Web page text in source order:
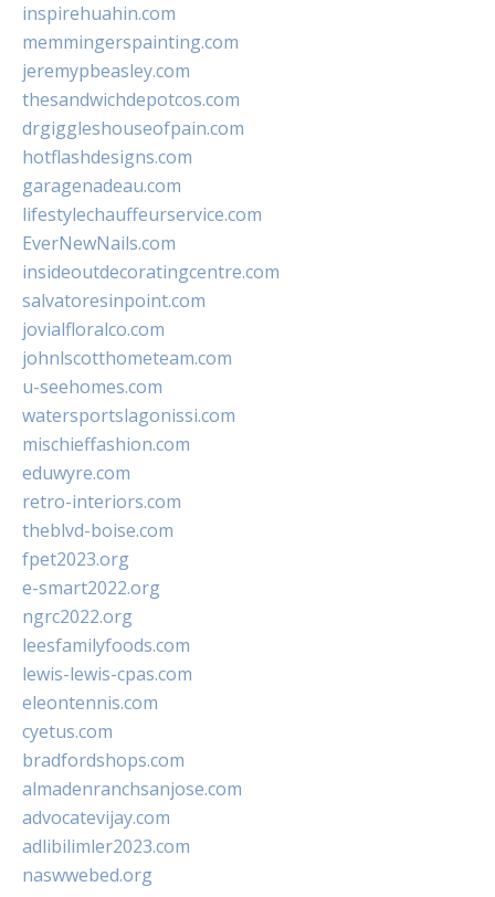
inspirehuahin.com
memmingerspainting.com
jeremypbeasley.com
thesandwichdepotcos.com
drgiggleshouseofpain.com
hotflashdesigns.com
garagenadeau.com
lifestylechauffeurservice.com
EverNewNails.com
insideoutdecoratingcentre.com
salvatoresinpoint.com
jovialfloralco.com
johnlscotthometeam.com
u-seehomes.com
watersportslagonissi.com
mischieffashion.com
eduwyre.com
retro-interiors.com
theblvd-boise.com
fpet2023.org
e-smart2022.org
ngrc2022.org
leesfamilyfoods.com
lewis-lewis-cpas.com
eleontennis.com
cyetus.com
bradfordshops.com
almadenranchsanjose.com
advocatevijay.com
adlibilimler2023.com
naswwebed.org